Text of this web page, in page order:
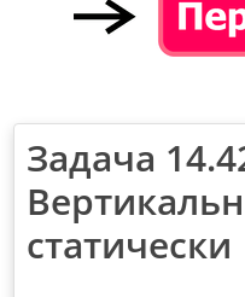
Задача
статически